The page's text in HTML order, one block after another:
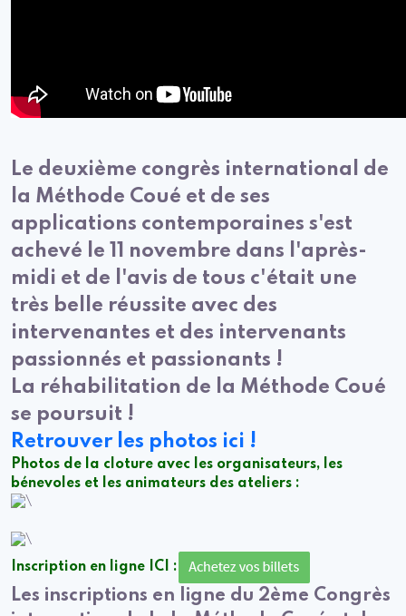
Le deuxième congrès international de
la Méthode Coué et de ses
applications contemporaines s'est
achevé le 11 novembre dans l'après-
midi et de l'avis de tous c'était une
très belle réussite avec des
intervenantes et des intervenants
passionnés et passionants !
La réhabilitation de la Méthode Coué
se poursuit !
Retrouver les photos ici !
Photos de la cloture avec les organisateurs, les
bénevoles et les animateurs des ateliers :
Inscription en ligne ICI :
Les inscriptions en ligne du 2ème Congrès